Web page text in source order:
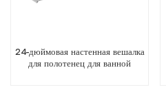
24-дюймовая настенная вешалка
для полотенец для ванной